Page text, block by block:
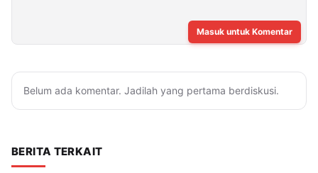
Masuk untuk Komentar
Belum ada komentar. Jadilah yang pertama berdiskusi.
BERITA TERKAIT